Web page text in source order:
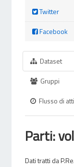
Twitter
Facebook
Dataset
Gruppi
Flusso di
Parti:
Dati tratti da